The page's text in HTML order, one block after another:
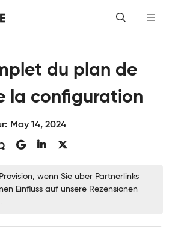
du plan de
la configuration
May 14, 2024
wenn Sie über Partnerlinks
Einfluss auf unsere Rezensionen